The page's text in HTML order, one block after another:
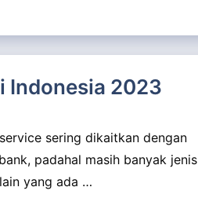
Indonesia 2023
sering dikaitkan dengan
padahal masih banyak jenis
yang ada …